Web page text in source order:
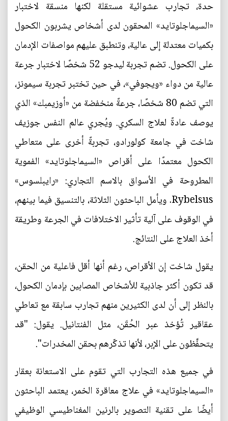
حدة، تجارب عشوائية مستقلة لكنها منسقة لاختبار
«السيماجلوتايد» المحقون لدى أشخاص يشربون الكحول
بكميات معتدلة إلى عالية، وتنطبق عليهم مواصفات الإدمان
على الكحول. تضم تجربة ليدجو 52 شخصًا لاختبار جرعة
عالية من دواء «ويجوفي»، في حين تختبر تجربة سيمونز،
التي تضم 80 شخصًا، جرعةً منخفضة من «أوزيمبك» الذي
يوصف عادةً لعلاج السكري. ويُجري عالم النفس جوزيف
شاخت في جامعة كولورادو، تجربةً أخرى على متعاطي
الكحول معتمدًا على أقراص «السيماجلوتايد» الفموية
المطروحة في الأسواق بالاسم التجاري: «رايبلسوس»
Rybelsus. ويأمل الباحثون الثلاثة، بالتنسيق فيما بينهم،
في الوقوف على آلية تأثير الاختلافات في الجرعة وطريقة
أخذ العلاج على النتائج.
يقول شاخت إن الأقراص، رغم أنها أقل فاعلية من الحقن،
قد تكون أكثر جاذبية للأشخاص المصابين بإدمان الكحول،
بالنظر إلى أن لدى الكثيرين منهم تجارب سابقة مع تعاطي
عقاقير تُؤخذ عبر الحُقَن، مثل الفنتانيل. يقول: "قد
يتحفَّظون على الإبر، لأنها تذكّرهم بحقن المخدرات".
في جميع هذه التجارب التي تقوم على الاستعانة بعقار
«السيماجلوتايد» في علاج معاقرة الخمر، يعتمد الباحثون
أيضًا على تقنية التصوير بالرنين المغناطيسي الوظيفي